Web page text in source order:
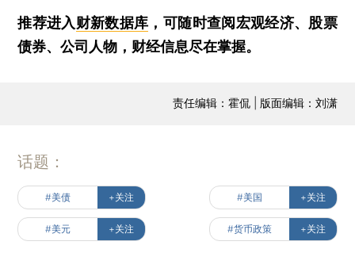
推荐进入财新数据库 ，可随时查阅宏观经济、股票
债券、公司人物，财经信息尽在掌握。
责任编辑：霍侃 | 版面编辑：刘潇
话题：
#美债 +关注 #美国 +关注
#美元 +关注 #货币政策 +关注